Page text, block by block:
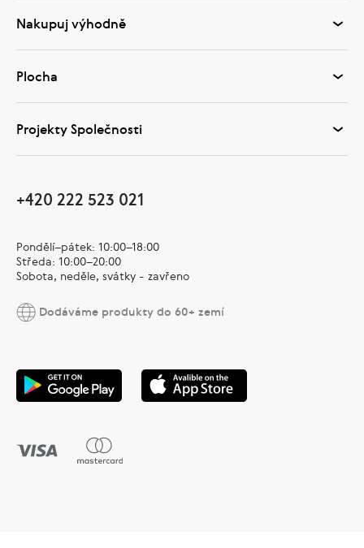
Nakupuj výhodně
Plocha
Projekty Společnosti
+420 222 523 021
Pondělí–pátek: 10:00–18:00
Středa: 10:00–20:00
Sobota, neděle, svátky - zavřeno
Dodáváme produkty do 60+ zemí